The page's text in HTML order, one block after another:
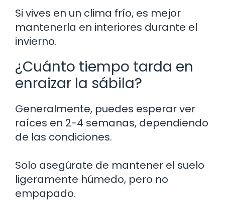
Si vives en un clima frío, es mejor
mantenerla en interiores durante el
invierno.
¿Cuánto tiempo tarda en
enraizar la sábila?
Generalmente, puedes esperar ver
raíces en 2-4 semanas, dependiendo
de las condiciones.
Solo asegúrate de mantener el suelo
ligeramente húmedo, pero no
empapado.